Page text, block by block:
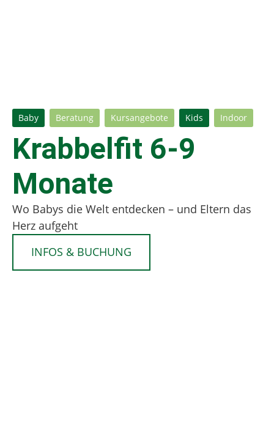
Baby Beratung Kursangebote Kids Indoor
Krabbelfit 6-9
Monate
Wo Babys die Welt entdecken – und Eltern das
Herz aufgeht
INFOS & BUCHUNG